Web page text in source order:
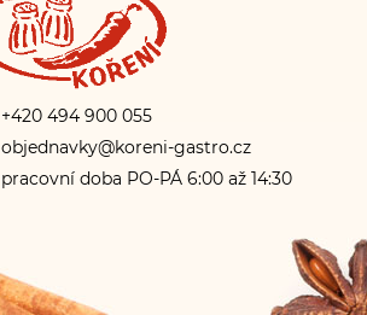
+420 494 900 055
objednavky@koreni-gastro.cz
pracovní doba PO-PÁ 6:00 až 14:30